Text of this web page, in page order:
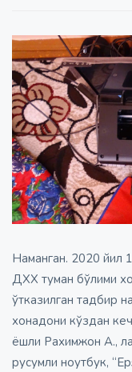
Наманган. 2020 йил
ДХХ туман бўлими
ўтказилган тадбир
хонадони кўздан
ёшли Рахимжон А.,
русумли ноутбук,